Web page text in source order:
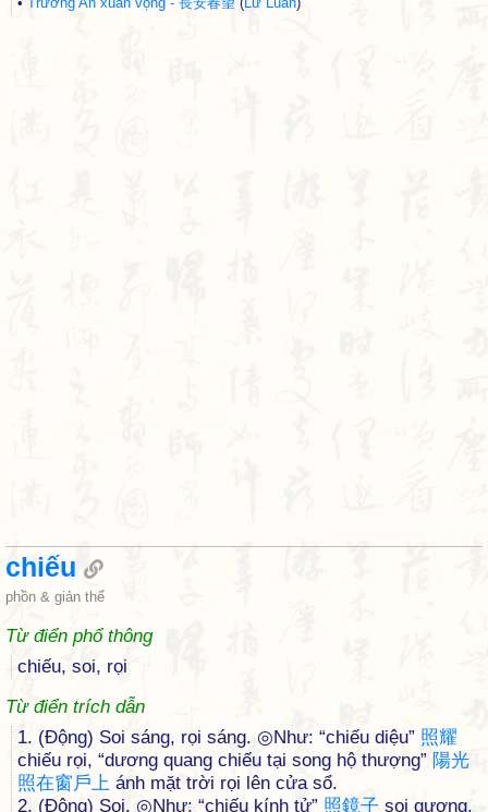
chiếu
phồn & giản thể
Từ điển phổ thông
chiếu, soi, rọi
Từ điển trích dẫn
1. (Động) Soi sáng, rọi sáng. ◎Như: “chiếu diệu” 照耀
chiếu rọi, “dương quang chiếu tại song hộ thượng” 陽光
照在窗戶上 ánh mặt trời rọi lên cửa sổ.
2. (Động) Soi. ◎Như: “chiếu kính tử” 照鏡子 soi gương.